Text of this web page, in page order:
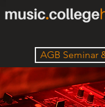
AGB Seminar